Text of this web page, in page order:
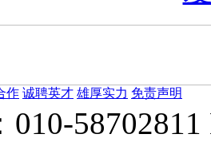
作 诚聘英才 雄厚实力 免责声明